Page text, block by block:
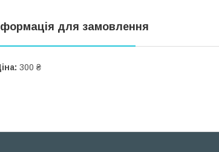
для замовлення
300 ₴